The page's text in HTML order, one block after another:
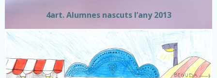
4art. Alumnes nascuts l’any 2013